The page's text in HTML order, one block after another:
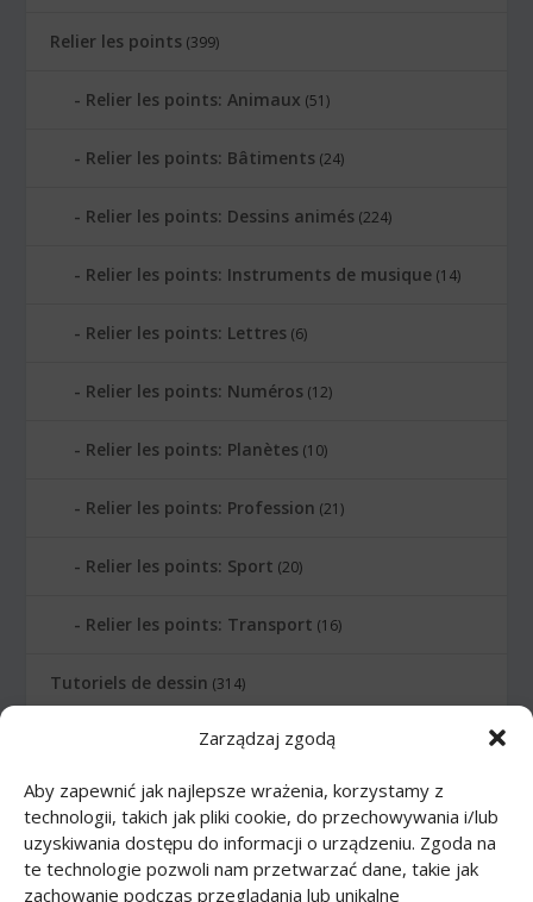
Zarządzaj zgodą
Aby zapewnić jak najlepsze wrażenia, korzystamy z
technologii, takich jak pliki cookie, do przechowywania i/lub
uzyskiwania dostępu do informacji o urządzeniu. Zgoda na
te technologie pozwoli nam przetwarzać dane, takie jak
zachowanie podczas przeglądania lub unikalne
Relier les points (399)
Relier les points: Animaux (51)
Relier les points: Bâtiments (24)
Relier les points: Dessins animés (224)
Relier les points: Instruments de musique (14)
Relier les points: Lettres (6)
Relier les points: Numéros (12)
Relier les points: Planètes (10)
Relier les points: Profession (21)
Relier les points: Sport (20)
Relier les points: Transport (16)
Tutoriels de dessin (314)
Arme(12)
Bande dessinée